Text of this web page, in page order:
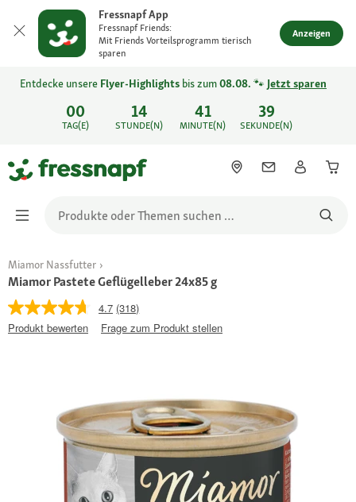
Fressnapf App
Fressnapf Friends:
Mit Friends Vorteilsprogramm tierisch
sparen
Anzeigen
00
TAG(E)
14
STUNDE(N)
41
MINUTE(N)
39
SEKUNDE(N)
Entdecke unsere Flyer-Highlights bis zum08.08. 🐾 Jetzt sparen
Miamor Nassfutter
Miamor Pastete Geflügelleber 24x85 g
4.7 (318)
Produkt bewerten
Frage zum Produkt stellen